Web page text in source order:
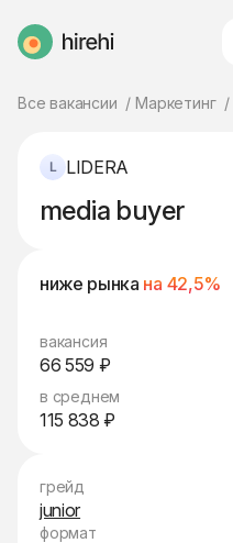
HireHi
Все вакансии Маркетинг
LIDERA
media buyer
ниже рынка на 42,5%
вакансия
66 559 ₽
в среднем
115 838 ₽
грейд
junior
формат